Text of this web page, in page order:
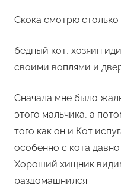
Скока смотрю
бедный кот, хозяин
своими воплями и
Сначала мне было
этого мальчика, а
того как он и Кот
особенно с кота
Хороший хищник
раздомашнился